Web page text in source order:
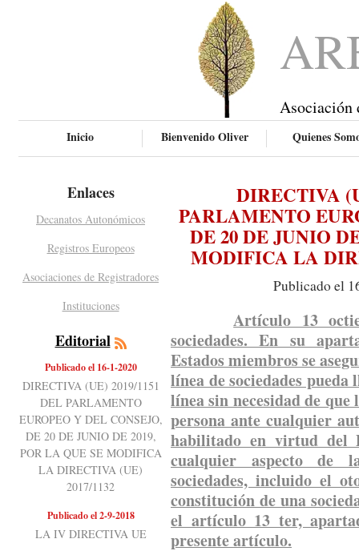
Asociación
Inicio Bienvenido Oliver Quienes
Enlaces
Decanatos Autonómicos
Registros Europeos
Asociaciones de Registradores
Instituciones
Editorial
Publicado el 16-1-2020
DIRECTIVA (UE) 2019/1151
DEL PARLAMENTO
EUROPEO Y DEL CONSEJO,
DE 20 DE JUNIO DE 2019,
POR LA QUE SE MODIFICA
LA DIRECTIVA (UE)
2017/1132
Publicado el 2-9-2018
LA IV DIRECTIVA UE
DIRECTIVA
PARLAMENTO
DE 20 DE JUNIO
MODIFICA LA
Publicado el
Artículo 13
sociedades. En su
Estados miembros se
línea de sociedades
línea sin necesidad de
persona ante cualquier
habilitado en virtud del
cualquier aspecto de
sociedades, incluido el
constitución de una
el artículo 13 ter,
presente artículo.